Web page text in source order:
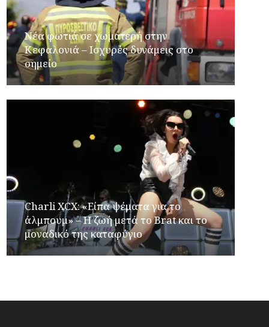
Νέα φωτιά σε χωματερή στην
Κεφαλονιά – Ισχυρές δυνάμεις στο
σημείο
Charli XCX: «Είπα ψέματα για το
άλμπουμ» – Η ζωή μετά το Brat και το
μοναδικό της καταφύγιο